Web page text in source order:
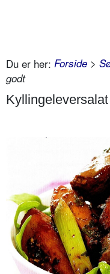
Du er her: Forside >
godt